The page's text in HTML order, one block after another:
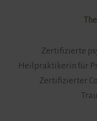
Zertifizierte
Heilpraktikerin für
Zertifizierter